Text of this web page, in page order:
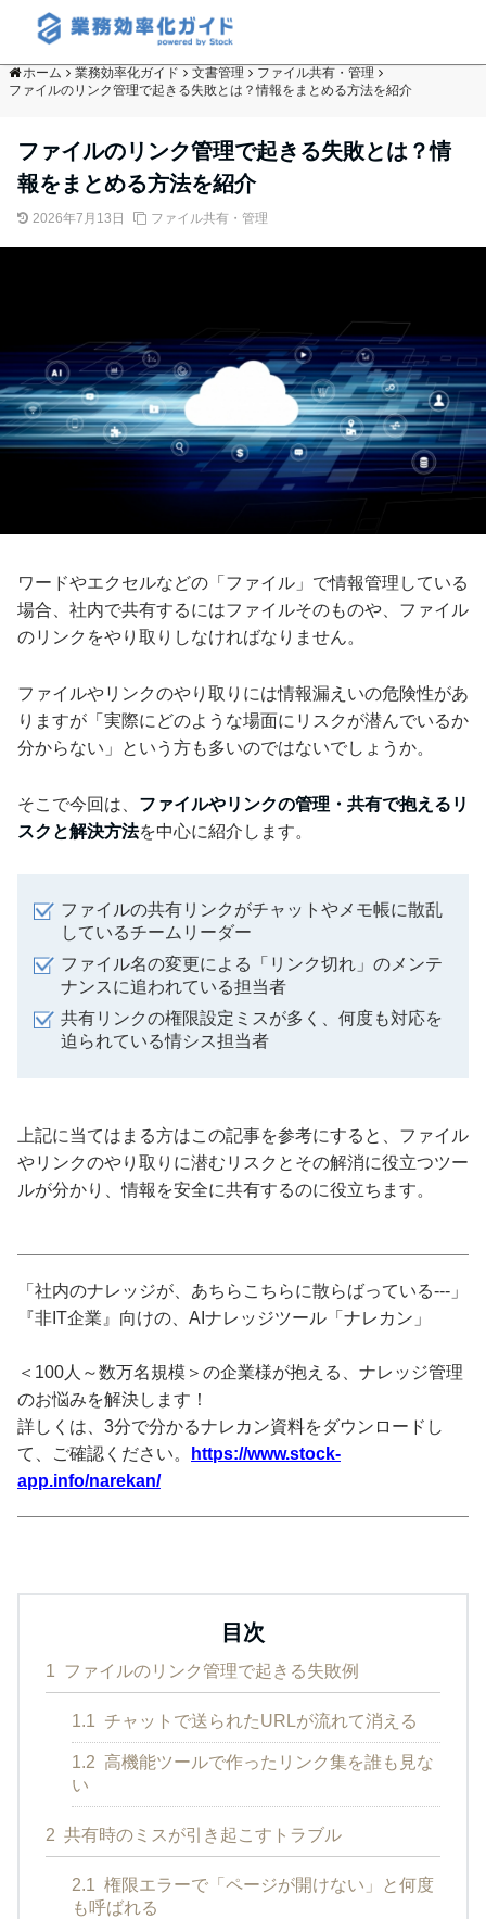
ホーム 業務効率化ガイド 文書管理
ファイル共有・管理
ファイルのリンク管理で起きる失敗とは？情報をまとめる方法を紹介
ファイルのリンク管理で起きる失敗とは？情
報をまとめる方法を紹介
2026年7月13日 ファイル共有・管理
ワードやエクセルなどの「ファイル」で情報管理している
場合、社内で共有するにはファイルそのものや、ファイル
のリンクをやり取りしなければなりません。
ファイルやリンクのやり取りには情報漏えいの危険性があ
りますが「実際にどのような場面にリスクが潜んでいるか
分からない」という方も多いのではないでしょうか。
そこで今回は、 ファイルやリンクの管理・共有で抱えるリ
スクと解決方法を中心に紹介します。
ファイルの共有リンクがチャットやメモ帳に散乱
しているチームリーダー
ファイル名の変更による「リンク切れ」のメンテ
ナンスに追われている担当者
共有リンクの権限設定ミスが多く、何度も対応を
迫られている情シス担当者
上記に当てはまる方はこの記事を参考にすると、ファイル
やリンクのやり取りに潜むリスクとその解消に役立つツー
ルが分かり、情報を安全に共有するのに役立ちます。
「社内のナレッジが、あちらこちらに散らばっている---」
『非IT企業』向けの、AIナレッジツール「ナレカン」
＜100人～数万名規模＞の企業様が抱える、ナレッジ管理
のお悩みを解決します！
詳しくは、3分で分かるナレカン資料をダウンロードし
て、ご確認ください。
https://www.stock-
app.info/narekan/
目次
1 ファイルのリンク管理で起きる失敗例
1.1 チャットで送られたURLが流れて消える
1.2 高機能ツールで作ったリンク集を誰も見な
い
2 共有時のミスが引き起こすトラブル
2.1 権限エラーで「ページが開けない」と何度
も呼ばれる